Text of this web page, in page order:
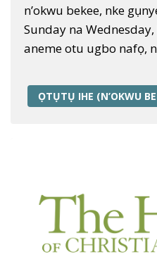
n’okwu bekee, nke
Sunday na
aneme otu ugbo nafọ,
ỌTỤTỤ IHE (N’OKWU